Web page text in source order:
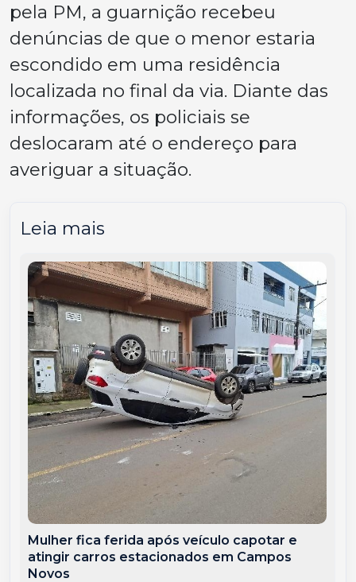
pela PM, a guarnição recebeu
denúncias de que o menor estaria
escondido em uma residência
localizada no final da via. Diante das
informações, os policiais se
deslocaram até o endereço para
averiguar a situação.
Leia mais
Mulher fica ferida após veículo capotar e
atingir carros estacionados em Campos
Novos